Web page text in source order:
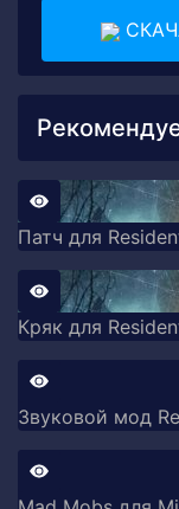
Патч для
Кряк для
Звуковой мод